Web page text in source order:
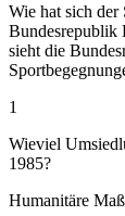
Wie hat sich der
Bundesrepublik
sieht die
1
Wieviel
1985?
Humanitäre